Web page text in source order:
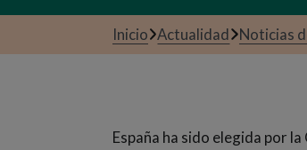
Inicio Actualidad Noticias
España ha sido elegida por